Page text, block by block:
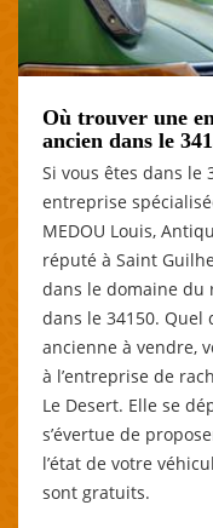
Où trouver une
ancien dans le
Si vous êtes dans le
entreprise
MEDOU Louis,
réputé à Saint
dans le domaine du
dans le 34150.
ancienne à vendre,
à l’entreprise de
Le Desert. Elle se
s’évertue de
l’état de votre
sont gratuits.